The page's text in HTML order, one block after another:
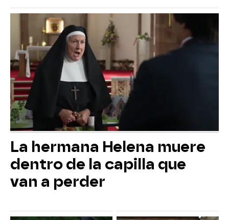
La hermana Helena muere
dentro de la capilla que
van a perder